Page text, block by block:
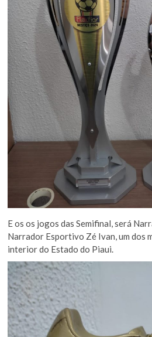
E os os jogos das Semifinal, será
Narrador Esportivo Zé Ivan, um dos
interior do Estado do Piaui.